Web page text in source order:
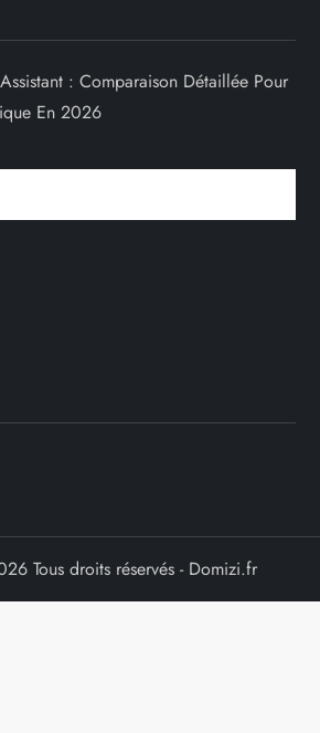
: Comparaison Détaillée Pour
En 2026
Tous droits réservés - Domizi.fr